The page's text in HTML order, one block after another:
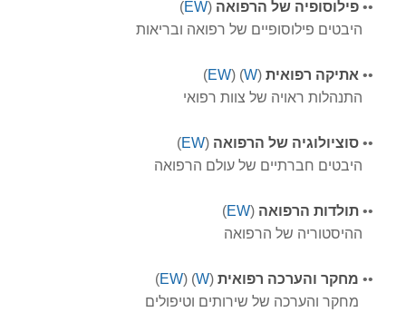
•
• פילוסופיה של הרפואה (
EW
)
היבטים פילוסופיים של רפואה ובריאות
•
• אתיקה רפואית (
W
) (
EW
)
התנהלות ראויה של צוות רפואי
•
• סוציולוגיה של הרפואה (
EW
)
היבטים חברתיים של עולם הרפואה
•
• תולדות הרפואה (
EW
)
ההיסטוריה של הרפואה
•
• מחקר והערכה רפואית (
W
) (
EW
)
מחקר והערכה של שירותים וטיפולים